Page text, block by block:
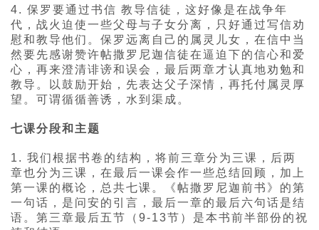
4. 保罗要通过书信 教导信徒，这好像是在战争年
代，战火迫使一些父母与子女分离，只好通过写信劝
慰和教导他们。保罗远离自己的属灵儿女，在信中当
然要先感谢赞许帖撒罗尼迦信徒在逼迫下的信心和爱
心，再来澄清诽谤和误会，最后两章才认真地劝勉和
教导。以鼓励开始，先表达父子深情，再托付属灵厚
望。可谓循循善诱，水到渠成。
七课分段和主题
1. 我们根据书卷的结构，将前三章分为三课，后两
章也分为三课，在最后一课会作一些总结回顾，加上
第一课的概论，总共七课。《帖撒罗尼迦前书》的第
一句话，是问安的引言，最后一章的最后六句话是结
语。第三章最后五节（9-13节）是本书前半部份的祝